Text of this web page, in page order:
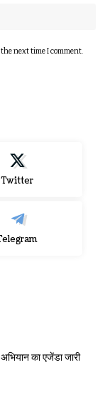
next time I comment.
Twitter
का एजेंडा जारी